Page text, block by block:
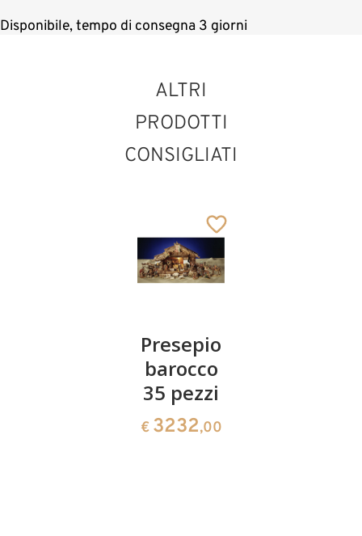
Disponibile, tempo di consegna 3 giorni
ALTRI
PRODOTTI
CONSIGLIATI
Presepio
barocco
35 pezzi
€ 3232,00